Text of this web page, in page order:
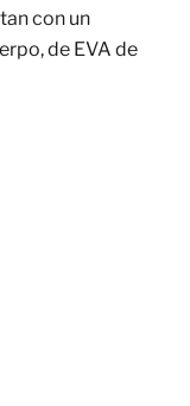
con un
de EVA de